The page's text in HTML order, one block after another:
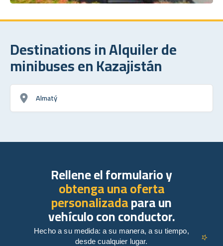
Destinations in Alquiler de
minibuses en Kazajistán
Almatý
Rellene el formulario y
obtenga una oferta
personalizadapara un
vehículo con conductor.
Hecho a su medida: a su manera, a su tiempo,
desde cualquier lugar.